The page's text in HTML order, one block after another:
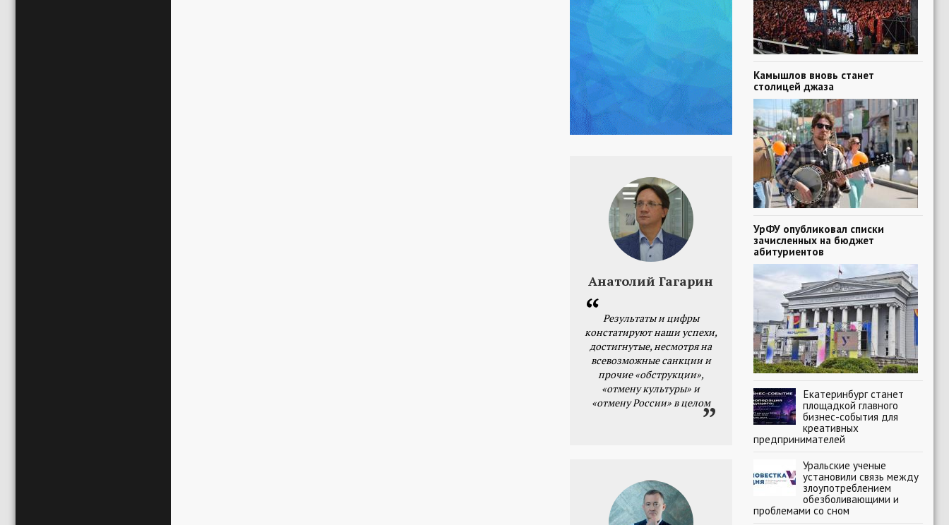
Анатолий Гагарин
Результаты и цифры
констатируют наши успехи,
достигнутые, несмотря на
всевозможные санкции и
прочие «обструкции»,
«отмену культуры» и
«отмену России» в целом
Камышлов вновь станет
столицей джаза
УрФУ опубликовал списки
зачисленных на бюджет
абитуриентов
Екатеринбург станет
площадкой главного
бизнес-события для
креативных
предпринимателей
Уральские ученые
установили связь между
злоупотреблением
обезболивающими и
проблемами со сном